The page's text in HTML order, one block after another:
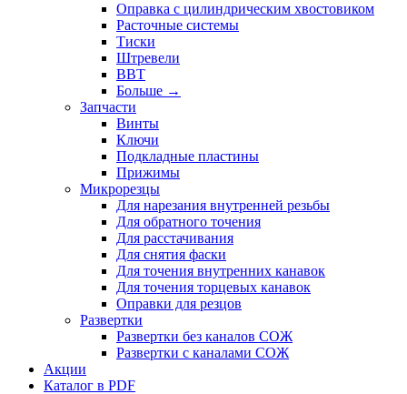
Оправка с цилиндрическим хвостовиком
Расточные системы
Тиски
Штревели
BBT
Больше →
Запчасти
Винты
Ключи
Подкладные пластины
Прижимы
Микрорезцы
Для нарезания внутренней резьбы
Для обратного точения
Для расстачивания
Для снятия фаски
Для точения внутренних канавок
Для точения торцевых канавок
Оправки для резцов
Развертки
Развертки без каналов СОЖ
Развертки с каналами СОЖ
Акции
Каталог в PDF